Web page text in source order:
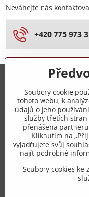
Neváhejte nás
+420 775 973
+420 775 973 319
info​@zipzop​.cz
Objednávky
Vše k nákupu
Soubory cookie
tohoto webu, k
údajů o jeho
služby třetích stran
přenášena
Kliknutím na
vyjadřujete svůj
najít podrobné
Soubory cookies ke